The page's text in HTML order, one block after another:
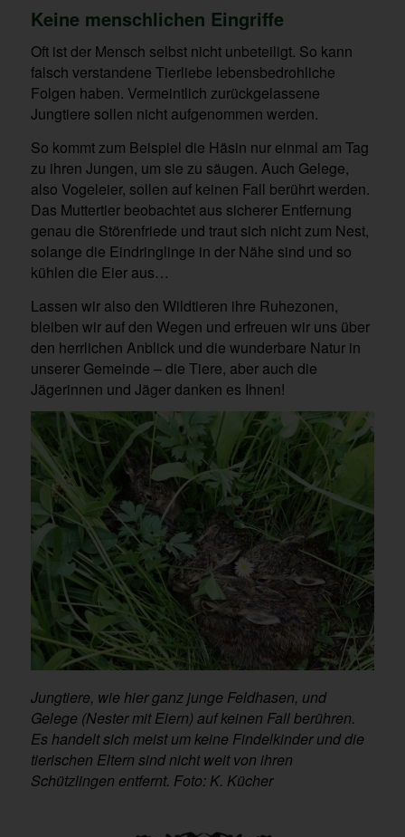
Keine menschlichen Eingriffe
Oft ist der Mensch selbst nicht unbeteiligt. So kann
falsch verstandene Tierliebe lebensbedrohliche
Folgen haben. Vermeintlich zurückgelassene
Jungtiere sollen nicht aufgenommen werden.
So kommt zum Beispiel die Häsin nur einmal am Tag
zu ihren Jungen, um sie zu säugen. Auch Gelege,
also Vogeleier, sollen auf keinen Fall berührt werden.
Das Muttertier beobachtet aus sicherer Entfernung
genau die Störenfriede und traut sich nicht zum Nest,
solange die Eindringlinge in der Nähe sind und so
kühlen die Eier aus…
Lassen wir also den Wildtieren ihre Ruhezonen,
bleiben wir auf den Wegen und erfreuen wir uns über
den herrlichen Anblick und die wunderbare Natur in
unserer Gemeinde – die Tiere, aber auch die
Jägerinnen und Jäger danken es Ihnen!
Jungtiere, wie hier ganz junge Feldhasen, und
Gelege (Nester mit Eiern) auf keinen Fall berühren.
Es handelt sich meist um keine Findelkinder und die
tierischen Eltern sind nicht weit von ihren
Schützlingen entfernt. Foto: K. Kücher